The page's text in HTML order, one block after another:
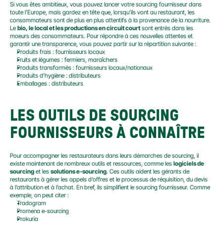
Si vous êtes ambitieux, vous pouvez lancer votre sourcing fournisseur dans
toute l’Europe, mais gardez en tête que, lorsqu’ils vont au restaurant, les
consommateurs sont de plus en plus attentifs à la provenance de la nourriture.
Le bio, le local et les productions en circuit court sont entrés dans les
moeurs des consommateurs. Pour répondre à ces nouvelles attentes et
garantir une transparence, vous pouvez partir sur la répartition suivante :
Produits frais : fournisseurs locaux
Fruits et légumes : fermiers, maraîchers
Produits transformés : fournisseurs locaux/nationaux
Produits d’hygiène : distributeurs
Emballages : distributeurs
LES OUTILS DE SOURCING
FOURNISSEURS À CONNAÎTRE
Pour accompagner les restaurateurs dans leurs démarches de sourcing, il
existe maintenant de nombreux outils et ressources, comme les logiciels de
sourcing et les solutions e-sourcing. Ces outils aident les gérants de
restaurants à gérer les appels d’offres et le processus de réquisition, du devis
à l’attribution et à l’achat. En bref, ils simplifient le sourcing fournisseur. Comme
exemple, on peut citer :
Tradogram
Promena e-sourcing
Prokuria